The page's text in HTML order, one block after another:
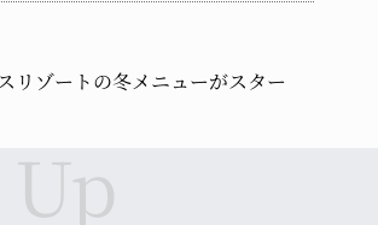
リゾートの冬メニューがスター
ッフェ”を是非ご賞味ください。